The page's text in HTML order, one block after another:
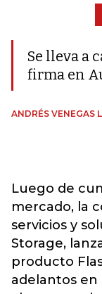
Se lleva a
firma en
ANDRÉS VENEGAS
Luego de
mercado, la
servicios y
Storage,
producto
adelantos en